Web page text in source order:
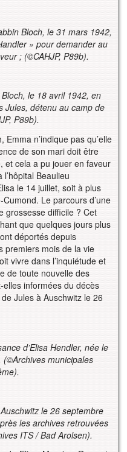
Bloch, le 31 mars 1942,
» pour demander au
; (©CAHJP, P89b).
le 18 avril 1942, en
Jules, détenu au camp de
P89b).
n’indique pas qu’elle
de son mari doit être
et cela a pu jouer en faveur
l’hôpital Beaulieu
le 14 juillet, soit à plus
Le parcours d’une
grossesse difficile ? Cet
que quelques jours plus
déportés depuis
premiers mois de la vie
vivre dans l’inquiétude et
de toute nouvelle des
informées du décès
Jules à Auschwitz le 26
d’Elisa Hendler, née le
(©Archives municipales
le 26 septembre
les archives retrouvées
ITS / Bad Arolsen).